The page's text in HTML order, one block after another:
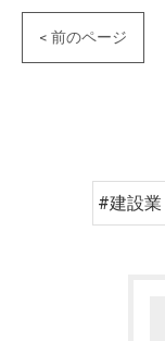
< 前のページ
#建設業